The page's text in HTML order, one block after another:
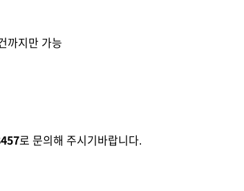
까지만 가능
로 문의해 주시기바랍니다.